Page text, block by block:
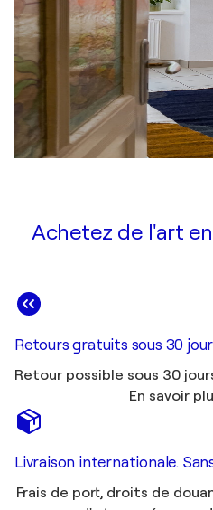
Achetez de l'art
Retours gratuits sous 30
Retour possible sous 30
En savoir
Livraison internationale.
Frais de port, droits de